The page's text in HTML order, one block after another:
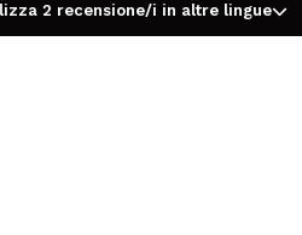
2 recensione/i in altre lingue